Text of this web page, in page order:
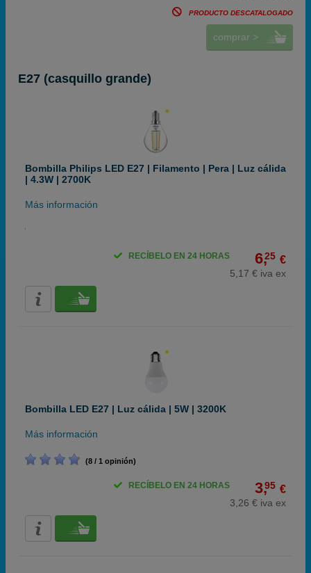
PRODUCTO DESCATALOGADO
comprar >
E27 (casquillo grande)
Bombilla Philips LED E27 | Filamento | Pera | Luz cálida
| 4.3W | 2700K
Más información
6,25 €
5,17 € iva ex
RECÍBELO EN 24 HORAS
Bombilla LED E27 | Luz cálida | 5W | 3200K
Más información
(8 / 1 opinión)
3,95 €
3,26 € iva ex
RECÍBELO EN 24 HORAS